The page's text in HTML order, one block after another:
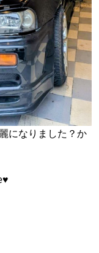
になりました？か